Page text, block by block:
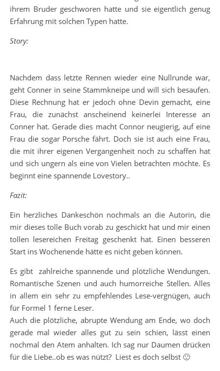
ihrem Bruder geschworen hatte und sie eigentlich genug
Erfahrung mit solchen Typen hatte.
Story:
Nachdem dass letzte Rennen wieder eine Nullrunde war,
geht Conner in seine Stammkneipe und will sich besaufen.
Diese Rechnung hat er jedoch ohne Devin gemacht, eine
Frau, die zunächst anscheinend keinerlei Interesse an
Conner hat. Gerade dies macht Connor neugierig, auf eine
Frau die sogar Porsche fährt. Doch sie ist auch eine Frau,
die mit ihrer eigenen Vergangenheit noch zu schaffen hat
und sich ungern als eine von Vielen betrachten möchte. Es
beginnt eine spannende Lovestory..
Fazit:
Ein herzliches Dankeschön nochmals an die Autorin, die
mir dieses tolle Buch vorab zu geschickt hat und mir einen
tollen lesereichen Freitag geschenkt hat. Einen besseren
Start ins Wochenende hätte es nicht geben können.
Es gibt zahlreiche spannende und plötzliche Wendungen.
Romantische Szenen und auch humorreiche Stellen. Alles
in allem ein sehr zu empfehlendes Lese-vergnügen, auch
für Formel 1 ferne Leser.
Auch die plötzliche, abrupte Wendung am Ende, wo doch
gerade mal wieder alles gut zu sein schien, lässt einen
nochmal den Atem anhalten. Ich sag nur Daumen drücken
für die Liebe..ob es was nützt? Liest es doch selbst 🙂